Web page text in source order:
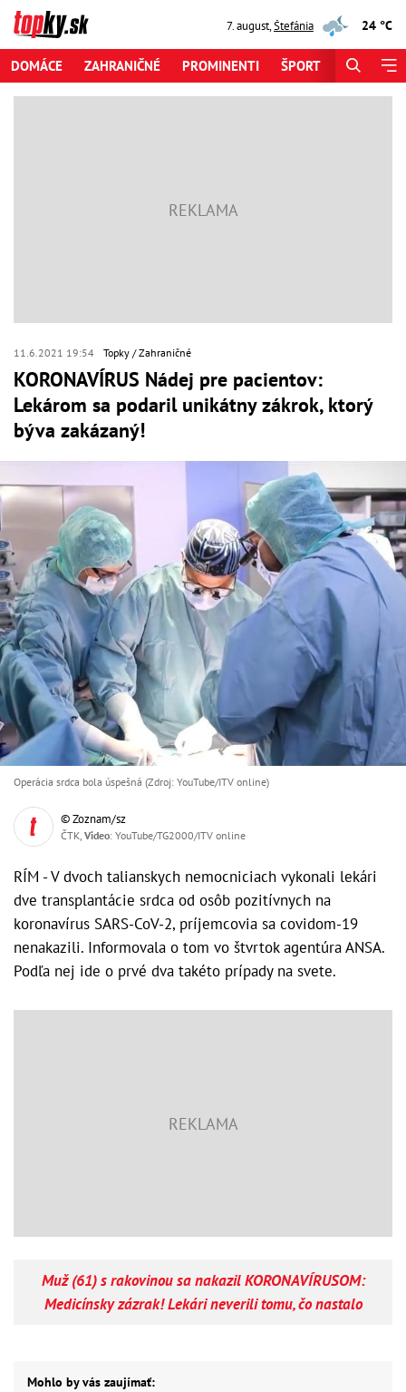
7. august,Štefánia 24 °C
DOMÁCE ZAHRANIČNÉ PROMINENTI ŠPORT
11.6.2021 19:54 Topky Zahraničné
KORONAVÍRUS Nádej pre pacientov:
Lekárom sa podaril unikátny zákrok, ktorý
býva zakázaný!
Operácia srdca bola úspešná (Zdroj: YouTube/ITV online)
© Zoznam/sz
ČTK, Video: YouTube/TG2000/ITV online
RÍM - V dvoch talianskych nemocniciach vykonali lekári
dve transplantácie srdca od osôb pozitívnych na
koronavírus SARS-CoV-2, príjemcovia sa covidom-19
nenakazili. Informovala o tom vo štvrtok agentúra ANSA.
Podľa nej ide o prvé dva takéto prípady na svete.
Muž (61) s rakovinou sa nakazil KORONAVÍRUSOM:
Medicínsky zázrak! Lekári neverili tomu, čo nastalo
Mohlo by vás zaujímať: